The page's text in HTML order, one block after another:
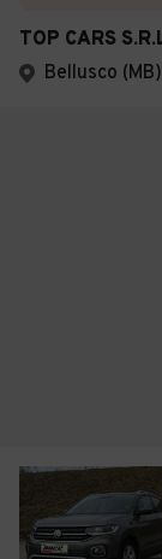
TOP CARS
Bellusco (MB)